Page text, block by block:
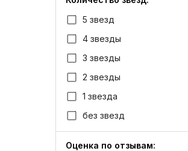
5 звезд
4 звезды
3 звезды
2 звезды
1 звезда
без звезд
Оценка по отзывам: